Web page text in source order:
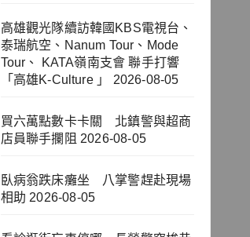
高雄觀光隊續訪韓國KBS電視台、
泰瑞航空、Nanum Tour、Mode
Tour、 KATA嶺南支會 聯手打響
「高雄K-Culture 」
2026-08-05
買六萬點數卡卡關 北鎮警與超商
店員聯手攔阻 2026-08-05
臥病翁跌床癱坐 八掌警趕赴現場
相助 2026-08-05